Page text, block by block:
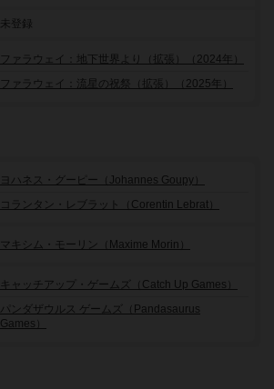
未登録
ファラウェイ：地下世界より（拡張）（2024年）
ファラウェイ：流星の祝祭（拡張）（2025年）
ヨハネス・グーピー（Johannes Goupy）
コランタン・レブラット（Corentin Lebrat）
マキシム・モーリン（Maxime Morin）
キャッチアップ・ゲームズ（Catch Up Games）
パンダザウルス ゲームズ（Pandasaurus
Games）